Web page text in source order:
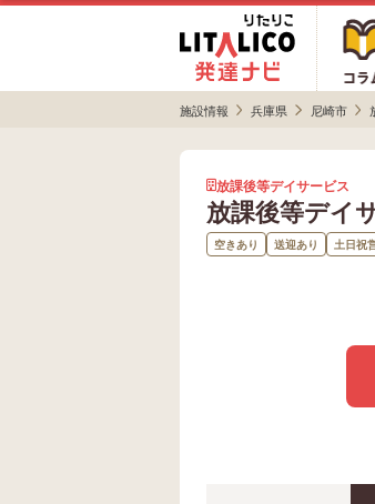
施設情報 兵庫県 尼崎市
放課後等デイサービス
放課後等デイ
空きあり 送迎あり 土日祝